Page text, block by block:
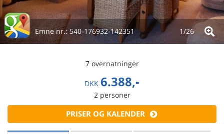
Emne nr.: 540-176932-142351 1/26
7 overnatninger
DKK 6.388,-
2 personer
PRISER OG KALENDER